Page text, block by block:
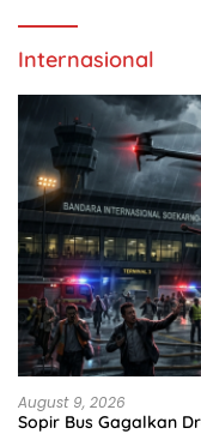
Internasional
August 9, 2026
Sopir Bus Gagalkan